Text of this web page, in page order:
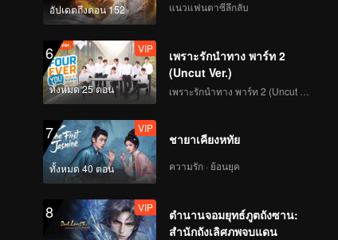
อัปเดตถึงตอน 152 แนวแฟนตาซีลึกลับ
6
ทั้งหมด 25 ตอน
VIP
เพราะรักนำทาง พาร์ท 2
(Uncut Ver.)
7
ทั้งหมด 40 ตอน
VIP
ชายาเคียงหทัย
ความรัก · ย้อนยุค
8 VIP
ตำนานจอมยุทธ์ภูตถังซาน:
สำนักถังเลิศภพจบแดน